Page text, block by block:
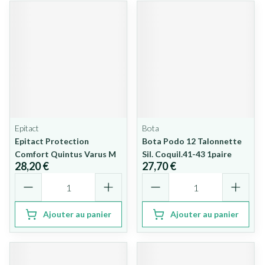
Epitact
Epitact Protection
Comfort Quintus Varus M
28,20 €
Ajouter au panier
Bota
Bota Podo 12 Talonnette
Sil. Coquil.41-43 1paire
27,70 €
Ajouter au panier